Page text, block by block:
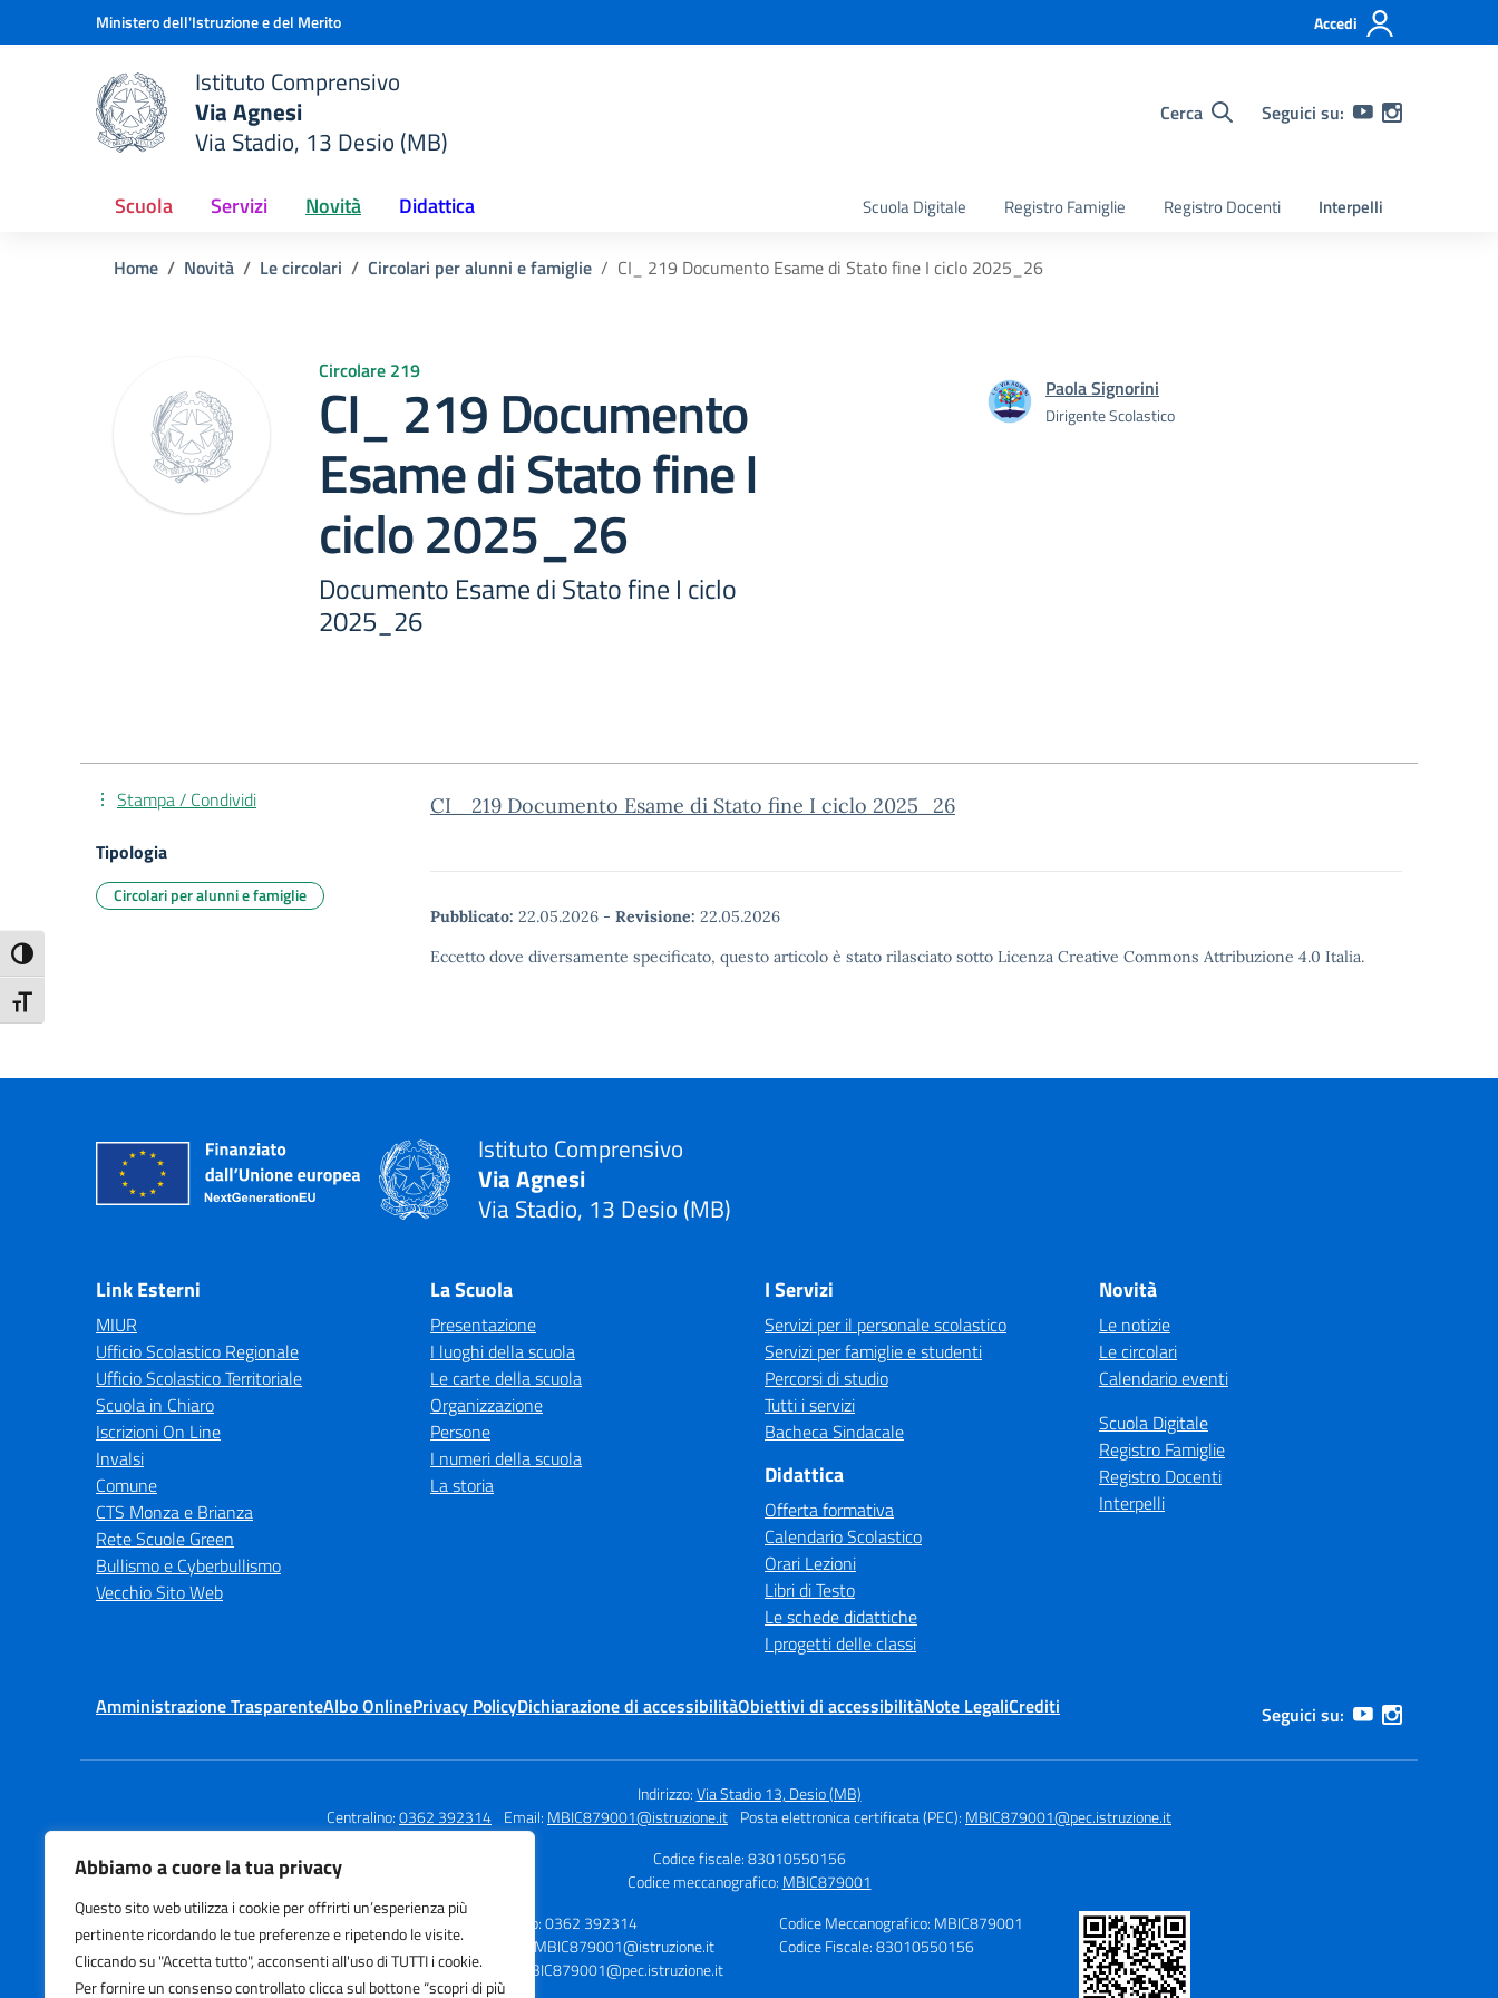
Abbiamo a cuore la tua privacy
Questo sito web utilizza i cookie per offrirti un’esperienza più
pertinente ricordando le tue preferenze e ripetendo le visite.
Cliccando su "Accetta tutto", acconsenti all'uso di TUTTI i cookie.
Per fornire un consenso controllato clicca sul bottone “scopri di più
Attiva/disattiva alto contrasto
Attiva/disattiva dimensione testo
Vai ai contenuti
Vai al menu di navigazioneMinistero dell'Istruzione e del Merito Accedi
scuola
Istituto Comprensivo
Via Agnesi
Via Stadio, 13 Desio (MB)
Cerca Seguici su:
Scuola Servizi Novità Didattica Scuola Digitale Registro Famiglie Registro Docenti Interpelli
Home Novità Le circolari Circolari per alunni e famiglie CI_ 219 Documento Esame di Stato fine I ciclo 2025_26
Circolare 219
CI_ 219 Documento
Esame di Stato fine I
ciclo 2025_26
Documento Esame di Stato fine I ciclo
2025_26
Paola Signorini
Dirigente Scolastico
CI_ 219 Documento Esame di Stato fine I ciclo 2025_26
Pubblicato: 22.05.2026 - Revisione: 22.05.2026
Eccetto dove diversamente specificato, questo articolo è stato rilasciato sotto Licenza Creative Commons Attribuzione 4.0 Italia.
Stampa / Condividi
Tipologia
Circolari per alunni e famiglie
Istituto Comprensivo
Via Agnesi
Via Stadio, 13 Desio (MB)
Link Esterni
MIUR
Ufficio Scolastico Regionale
Ufficio Scolastico Territoriale
Scuola in Chiaro
Iscrizioni On Line
Invalsi
Comune
CTS Monza e Brianza
Rete Scuole Green
Bullismo e Cyberbullismo
Vecchio Sito Web
La Scuola
Presentazione
I luoghi della scuola
Le carte della scuola
Organizzazione
Persone
I numeri della scuola
La storia
I Servizi
Servizi per il personale scolastico
Servizi per famiglie e studenti
Percorsi di studio
Tutti i servizi
Bacheca Sindacale
Didattica
Offerta formativa
Calendario Scolastico
Orari Lezioni
Libri di Testo
Le schede didattiche
I progetti delle classi
Novità
Le notizie
Le circolari
Calendario eventi
Scuola Digitale
Registro Famiglie
Registro Docenti
Interpelli
Amministrazione TrasparenteAlbo OnlinePrivacy PolicyDichiarazione di accessibilitàObiettivi di accessibilitàNote LegaliCrediti Seguici su:
Indirizzo:Via Stadio 13, Desio (MB)
Centralino:0362 392314 Email: MBIC879001@istruzione.it Posta elettronica certificata (PEC): MBIC879001@pec.istruzione.it
Codice fiscale: 83010550156
Codice meccanografico: MBIC879001
Istituto Comprensivo
Via Agnesi
Via Stadio 13, Desio (MB)
Telefono: 0362 392314
E-mail: MBIC879001@istruzione.it
PEC: MBIC879001@pec.istruzione.it
Codice Meccanografico: MBIC879001
Codice Fiscale: 83010550156